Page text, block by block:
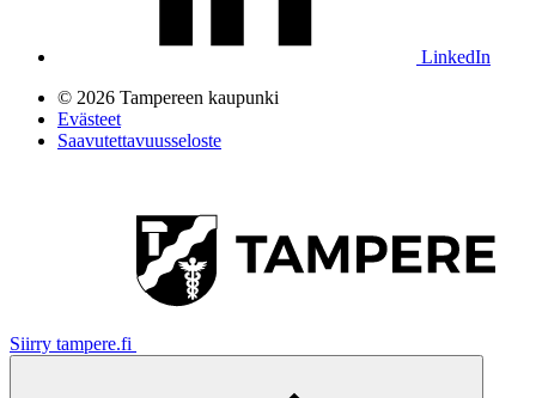
LinkedIn
© 2026 Tampereen kaupunki
Evästeet
Saavutettavuusseloste
Siirry tampere.fi